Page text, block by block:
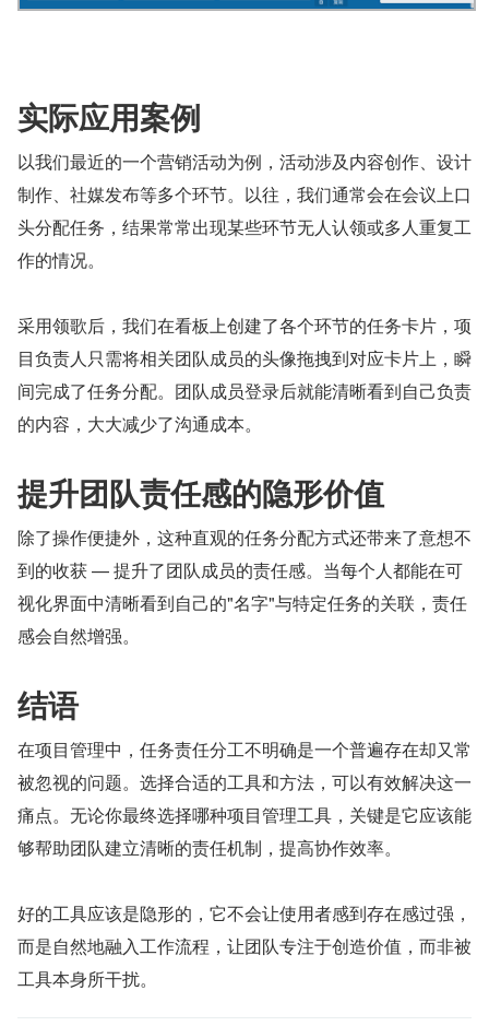
实际应用案例
以我们最近的一个营销活动为例，活动涉及内容创作、设计
制作、社媒发布等多个环节。以往，我们通常会在会议上口
头分配任务，结果常常出现某些环节无人认领或多人重复工
作的情况。
采用领歌后，我们在看板上创建了各个环节的任务卡片，项
目负责人只需将相关团队成员的头像拖拽到对应卡片上，瞬
间完成了任务分配。团队成员登录后就能清晰看到自己负责
的内容，大大减少了沟通成本。
提升团队责任感的隐形价值
除了操作便捷外，这种直观的任务分配方式还带来了意想不
到的收获 — 提升了团队成员的责任感。当每个人都能在可
视化界面中清晰看到自己的"名字"与特定任务的关联，责任
感会自然增强。
结语
在项目管理中，任务责任分工不明确是一个普遍存在却又常
被忽视的问题。选择合适的工具和方法，可以有效解决这一
痛点。无论你最终选择哪种项目管理工具，关键是它应该能
够帮助团队建立清晰的责任机制，提高协作效率。
好的工具应该是隐形的，它不会让使用者感到存在感过强，
而是自然地融入工作流程，让团队专注于创造价值，而非被
工具本身所干扰。